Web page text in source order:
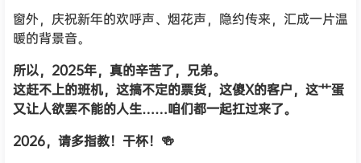
窗外，庆祝新年的欢呼声、烟花声，隐约传来，汇成一片温
暖的背景音。
所以，2025年，真的辛苦了，兄弟。
这赶不上的班机，这搞不定的票货，这傻X的客户，这艹蛋
又让人欲罢不能的人生……咱们都一起扛过来了。
2026，请多指教！ 干杯！🍻